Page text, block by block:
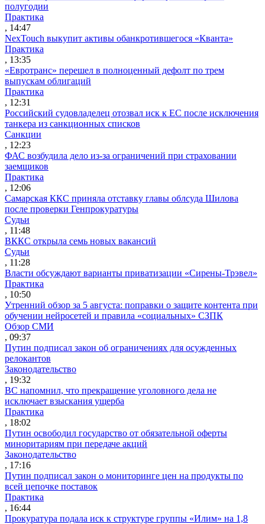
полугодии
Практика
, 14:47
NexTouch выкупит активы обанкротившегося «Кванта»
Практика
, 13:35
«Евротранс» перешел в полноценный дефолт по трем
выпускам облигаций
Практика
, 12:31
Российский судовладелец отозвал иск к ЕС после исключения
танкера из санкционных списков
Санкции
, 12:23
ФАС возбудила дело из-за ограничений при страховании
заемщиков
Практика
, 12:06
Самарская ККС приняла отставку главы облсуда Шилова
после проверки Генпрокуратуры
Судьи
, 11:48
ВККС открыла семь новых вакансий
Судьи
, 11:28
Власти обсуждают варианты приватизации «Сирены-Трэвел»
Практика
, 10:50
Утренний обзор за 5 августа: поправки о защите контента при
обучении нейросетей и правила «социальных» СЗПК
Обзор СМИ
, 09:37
Путин подписал закон об ограничениях для осужденных
релокантов
Законодательство
, 19:32
ВС напомнил, что прекращение уголовного дела не
исключает взыскания ущерба
Практика
, 18:02
Путин освободил государство от обязательной оферты
миноритариям при передаче акций
Законодательство
, 17:16
Путин подписал закон о мониторинге цен на продукты по
всей цепочке поставок
Практика
, 16:44
Прокуратура подала иск к структуре группы «Илим» на 1,8